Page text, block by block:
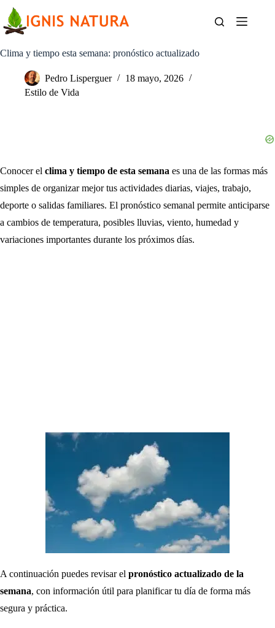
contenido
Clima y tiempo esta semana: pronóstico actualizado
Pedro Lisperguer
18 mayo, 2026
Estilo de Vida
Conocer el clima y tiempo de esta semana es una de las formas más
simples de organizar mejor tus actividades diarias, viajes, trabajo,
deporte o salidas familiares. El pronóstico semanal permite anticiparse
a cambios de temperatura, posibles lluvias, viento, humedad y
variaciones importantes durante los próximos días.
A continuación puedes revisar el pronóstico actualizado de la
semana, con información útil para planificar tu día de forma más
segura y práctica.